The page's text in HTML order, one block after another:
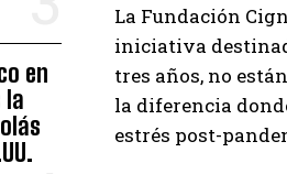
en
la
La Fundación
iniciativa
tres años, no
la diferencia
estrés post-